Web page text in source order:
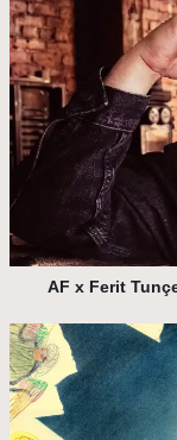
AF x Ferit